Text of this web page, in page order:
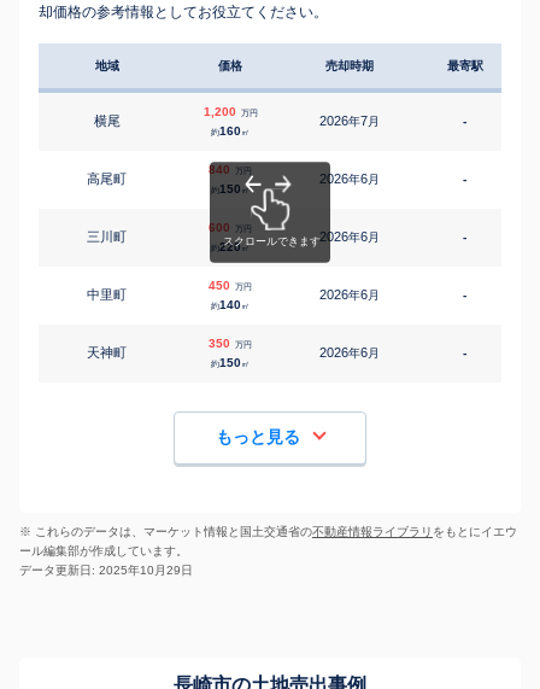
却価格の参考情報としてお役立てください。
地域 価格 売却時期 最寄駅
横尾
1,200 万円
約160㎡
2026年7月 -
高尾町
840 万円
約150 ㎡
2026年6月 -
三川町
600 万円
約220㎡
2026年6月 -
中里町
450 万円
約140㎡
2026年6月 -
天神町
350 万円
約150㎡
2026年6月 -
もっと見る
※ これらのデータは、マーケット情報と国土交通省の不動産情報ライブラリ をもとにイエウ
ール編集部が作成しています。
データ更新日: 2025年10月29日
長崎市の土地売出事例